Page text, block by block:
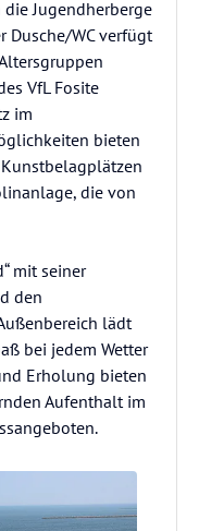
Jugendherberge
Dusche/WC verfügt
VfL Fosite
im
bieten
die von
mit seiner
den
lädt
bei jedem Wetter
Erholung bieten
Aufenthalt im